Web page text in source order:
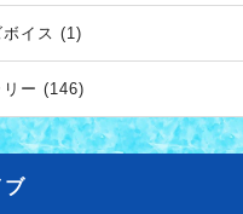
ボイス (1)
リー (146)
ブ